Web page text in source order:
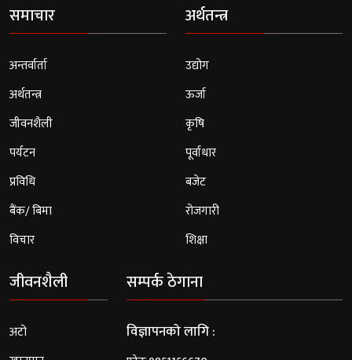
समाचार
अन्तर्वार्ता
अर्थतन्त्र
जीवनशैली
पर्यटन
प्रविधि
बैंक/ बिमा
विचार
अर्थतन्त्र
उद्योग
ऊर्जा
कृषि
पूर्वाधार
बजेट
रोजगारी
शिक्षा
जीवनशैली
अटो
सम्पर्क ठेगाना
विज्ञापनको लागि :